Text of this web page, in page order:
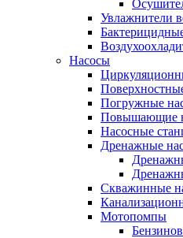
Увлажнители
Насосы
Погружные
Повышающие
Насосные
Дренажные
Скважинные
Мотопомпы